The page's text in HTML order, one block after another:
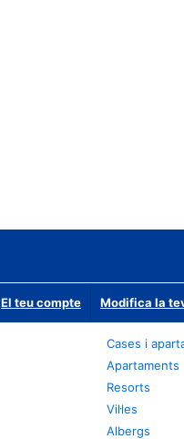
El teu compte Modifica la
Cases i
Apartaments
Resorts
Vil·les
Albergs